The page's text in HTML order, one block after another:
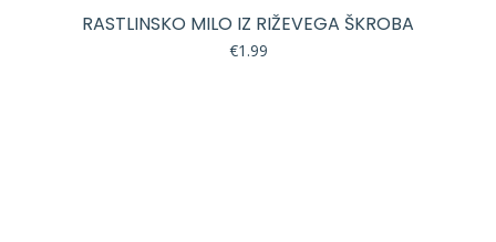
RASTLINSKO MILO IZ RIŽEVEGA ŠKROBA
€1.99